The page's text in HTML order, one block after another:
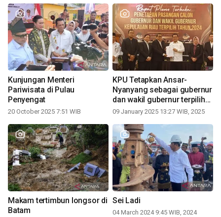
Kunjungan Menteri
Pariwisata di Pulau
Penyengat
20 October 2025 7:51 WIB
KPU Tetapkan Ansar-
Nyanyang sebagai gubernur
dan wakil gubernur terpilih
periode 2025-2030
09 January 2025 13:27 WIB, 2025
Makam tertimbun longsor di
Batam
Sei Ladi
04 March 2024 9:45 WIB, 2024